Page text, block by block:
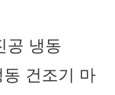
공 냉동
건조기 마